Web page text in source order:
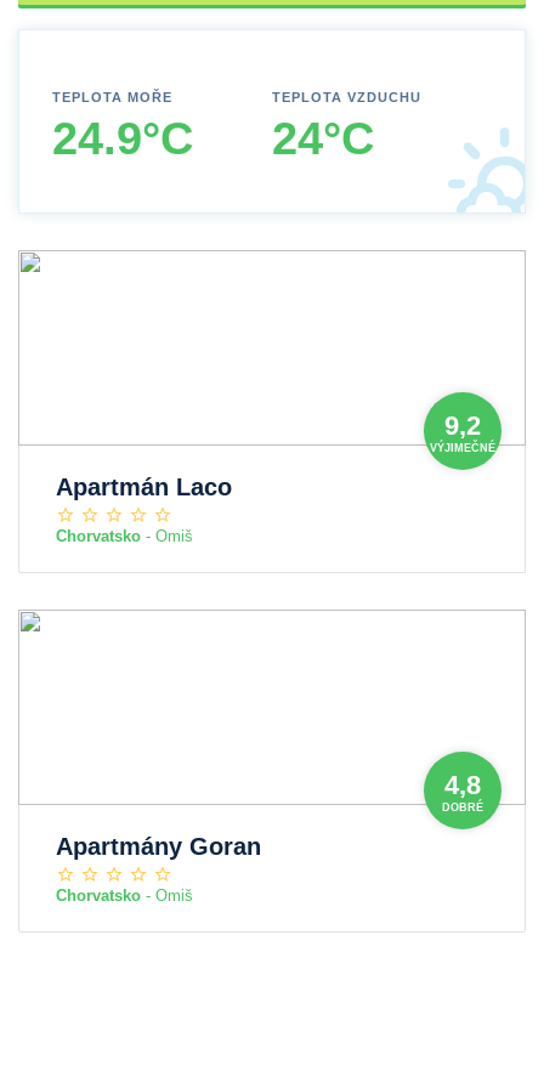
TEPLOTA MOŘE
24.9°C
TEPLOTA VZDUCHU
24°C
9,2
VÝJIMEČNÉ
Apartmán Laco
Chorvatsko - Omiš
4,8
DOBRÉ
Apartmány Goran
Chorvatsko - Omiš